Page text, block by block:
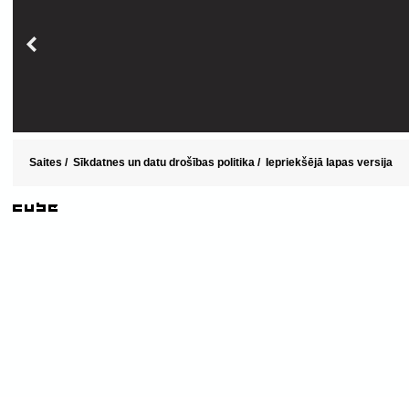
Saites / Sīkdatnes un datu drošības politika / Iepriekšējā lapas versija